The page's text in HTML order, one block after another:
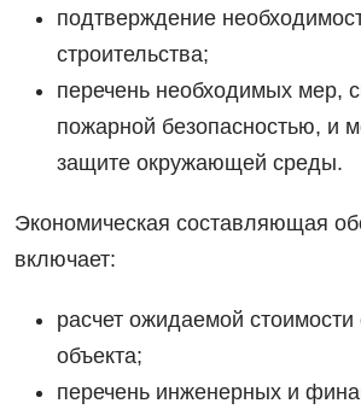
подтверждение
строительства;
перечень необходимых мер,
пожарной безопасностью, и
защите окружающей среды.
Экономическая составляющая
включает:
расчет ожидаемой стоимости
объекта;
перечень инженерных и